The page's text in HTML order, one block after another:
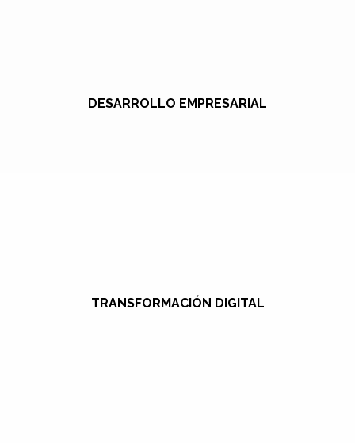
DESARROLLO EMPRESARIAL
TRANSFORMACIÓN DIGITAL